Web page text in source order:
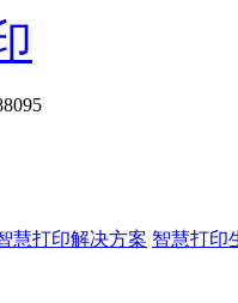
慧打印解决方案 智慧打印